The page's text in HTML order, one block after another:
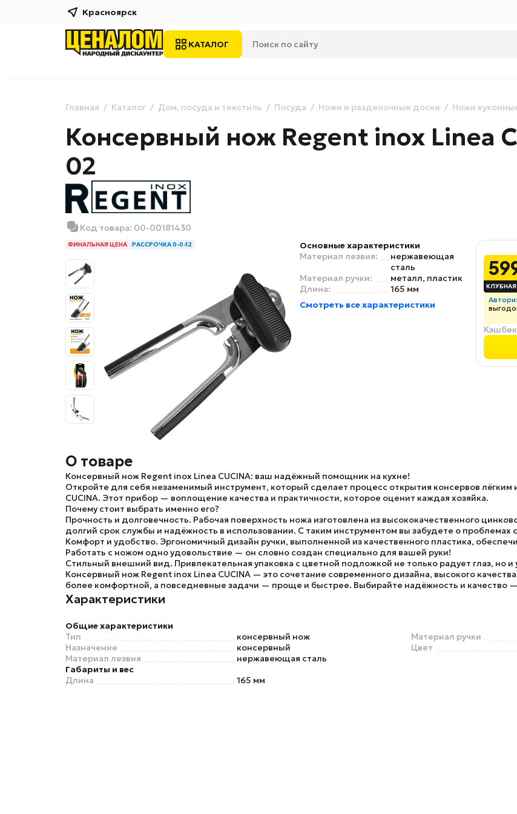
Красноярск
КАТАЛОГ
Главная Каталог Дом, посуда и текстиль Посуда Ножи и разделочные доски Ножи
Консервный нож Regent inox Linea
02
Код товара: 00-00181430
ФИНАЛЬНАЯ ЦЕНА РАССРОЧКА 0-0-12
Основные характеристики
Материал лезвия:
нержавеющая
сталь
Материал ручки:
металл, пластик
Длина:
165 мм
Смотреть все характеристики
Кэшбек
О товаре
Консервный нож Regent inox Linea CUCINA: ваш надёжный помощник на кухне!
Откройте для себя незаменимый инструмент, который сделает процесс открытия консервов
CUCINA. Этот прибор — воплощение качества и практичности, которое оценит каждая хозяйка.
Почему стоит выбрать именно его?
Прочность и долговечность. Рабочая поверхность ножа изготовлена из высококачественного
долгий срок службы и надёжность в использовании. С таким инструментом вы забудете о проблемах
Комфорт и удобство. Эргономичный дизайн ручки, выполненной из качественного пластика,
Работать с ножом одно удовольствие — он словно создан специально для вашей руки!
Стильный внешний вид. Привлекательная упаковка с цветной подложкой не только радует глаз, но
Консервный нож Regent inox Linea CUCINA — это сочетание современного дизайна, высокого
более комфортной, а повседневные задачи — проще и быстрее. Выбирайте надёжность и качество —
Характеристики
Общие характеристики
Тип
консервный нож
Назначение
консервный
Материал лезвия
нержавеющая сталь
Материал ручки
Цвет
Габариты и вес
Длина
165 мм